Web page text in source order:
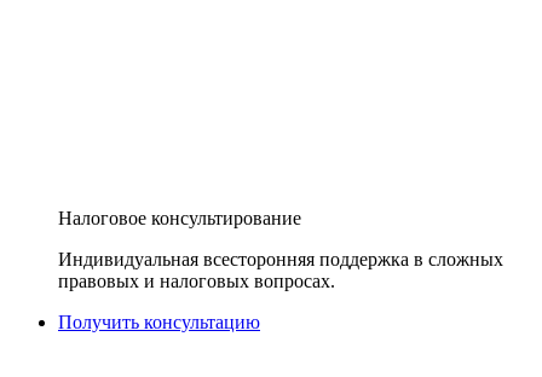
Налоговое консультирование
Индивидуальная всесторонняя поддержка в сложных
правовых и налоговых вопросах.
Получить консультацию